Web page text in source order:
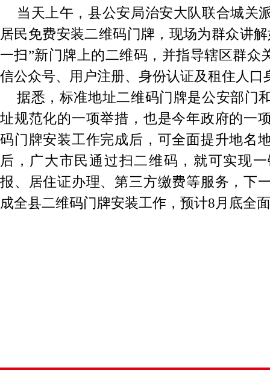
当天上午，县公安局治安大队联合城关
居民免费安装二维码门牌，现场为群众讲
一扫”新门牌上的二维码，并指导辖区群众
信公众号、用户注册、身份认证及租住人口
据悉，标准地址二维码门牌是公安部门
址规范化的一项举措，也是今年政府的一
码门牌安装工作完成后，可全面提升地名
后，广大市民通过扫二维码，就可实现
报、居住证办理、第三方缴费等服务，下
成全县二维码门牌安装工作，预计8月底全